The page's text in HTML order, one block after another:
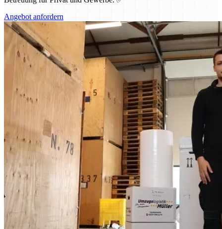
Angebot anfordern